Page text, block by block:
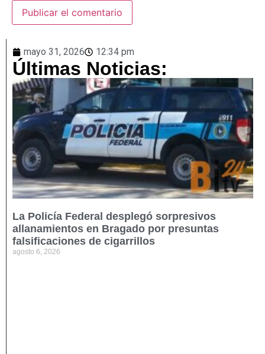
mayo 31, 2026 12:34 pm
Últimas Noticias:
La Policía Federal desplegó sorpresivos
allanamientos en Bragado por presuntas
falsificaciones de cigarrillos
agosto 6, 2026